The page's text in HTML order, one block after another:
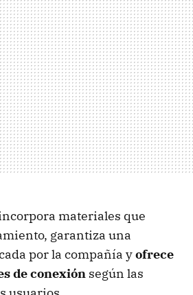
materiales que
garantiza una
por la compañía yofrece
de conexión según las